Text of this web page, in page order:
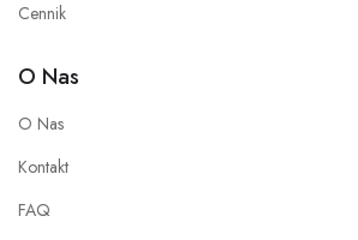
Cennik
O Nas
O Nas
Kontakt
FAQ